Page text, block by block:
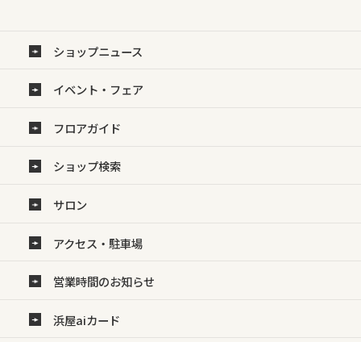
ショップニュース
イベント・フェア
フロアガイド
ショップ検索
サロン
アクセス・駐車場
営業時間のお知らせ
浜屋aiカード